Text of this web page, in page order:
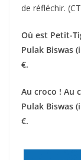
de réfléchir.
Où est Petit-
Pulak Biswas
€.
Au croco ! Au
Pulak Biswas
€.